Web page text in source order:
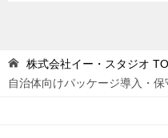
株式会社イー・スタジオ
自治体向けパッケージ導入・保